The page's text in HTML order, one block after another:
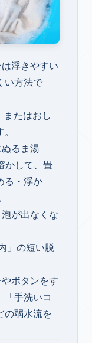
浮きやすい
い方法で
またはおし
るま湯
かして、畳
る・浮か
が出なくな
」の短い脱
ボタンをす
「手洗いコ
の弱水流を